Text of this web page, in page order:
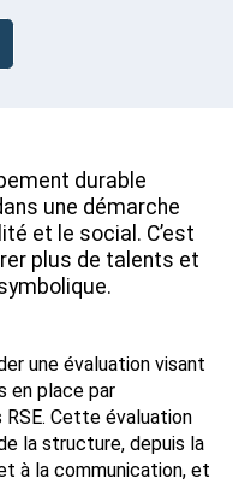
durable
une démarche
et le social. C’est
plus de talents et
une évaluation visant
en place par
RSE. Cette évaluation
la structure, depuis la
à la communication, et